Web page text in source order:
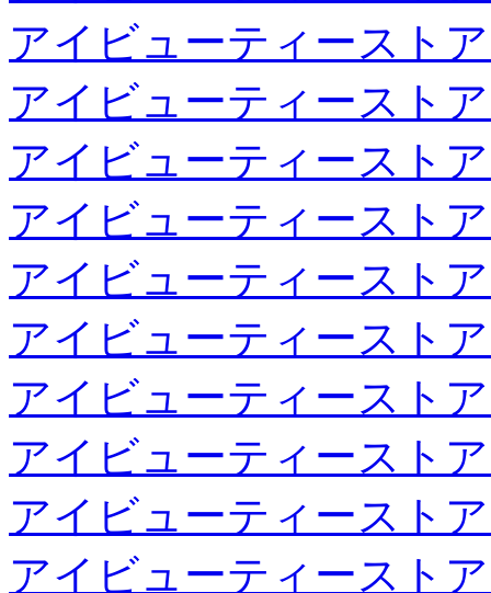
アイビューティースト
アイビューティースト
アイビューティースト
アイビューティースト
アイビューティースト
アイビューティースト
アイビューティースト
アイビューティースト
アイビューティースト
アイビューティースト